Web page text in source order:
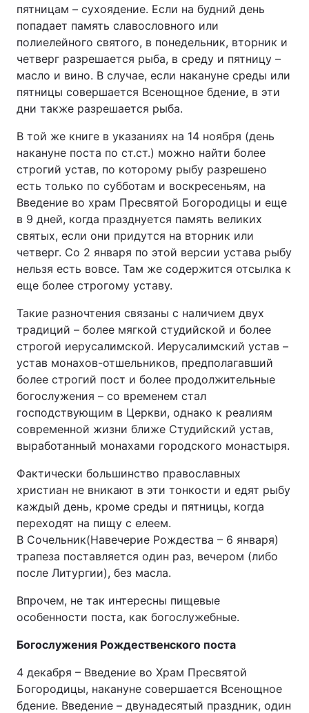
Відео з Youtube Статті
Думки
Архів Вакансії
ПОСЛУГИ
Реклама на сайті Фотобанк
Моніторинг Пресцентр
пятницам – сухоядение. Если на будний день
попадает память славословного или
полиелейного святого, в понедельник, вторник и
четверг разрешается рыба, в среду и пятницу –
масло и вино. В случае, если накануне среды или
пятницы совершается Всенощное бдение, в эти
дни также разрешается рыба.
В той же книге в указаниях на 14 ноября (день
накануне поста по ст.ст.) можно найти более
строгий устав, по которому рыбу разрешено
есть только по субботам и воскресеньям, на
Введение во храм Пресвятой Богородицы и еще
в 9 дней, когда празднуется память великих
святых, если они придутся на вторник или
четверг. Со 2 января по этой версии устава рыбу
нельзя есть вовсе. Там же содержится отсылка к
еще более строгому уставу.
Такие разночтения связаны с наличием двух
традиций – более мягкой студийской и более
строгой иерусалимской. Иерусалимский устав –
устав монахов-отшельников, предполагавший
более строгий пост и более продолжительные
богослужения – со временем стал
господствующим в Церкви, однако к реалиям
современной жизни ближе Студийский устав,
выработанный монахами городского монастыря.
Фактически большинство православных
христиан не вникают в эти тонкости и едят рыбу
каждый день, кроме среды и пятницы, когда
переходят на пищу с елеем.
В Сочельник(Навечерие Рождества – 6 января)
трапеза поставляется один раз, вечером (либо
после Литургии), без масла.
Впрочем, не так интересны пищевые
особенности поста, как богослужебные.
Богослужения Рождественского поста
4 декабря – Введение во Храм Пресвятой
Богородицы, накануне совершается Всенощное
бдение. Введение – двунадесятый праздник, один